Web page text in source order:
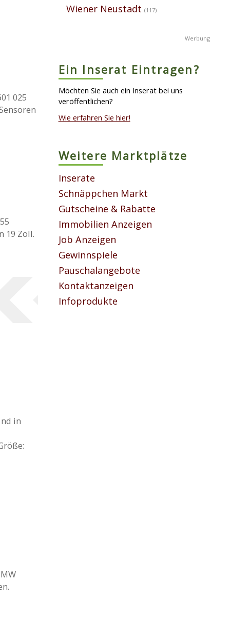
025
19 Zoll.
in
Wiener Neustadt (117)
Ein Inserat Eintragen?
Möchten Sie auch ein Inserat bei uns
veröffentlichen?
Wie erfahren Sie hier!
Weitere Marktplätze
Inserate
Schnäppchen Markt
Gutscheine & Rabatte
Immobilien Anzeigen
Job Anzeigen
Gewinnspiele
Pauschalangebote
Kontaktanzeigen
Infoprodukte